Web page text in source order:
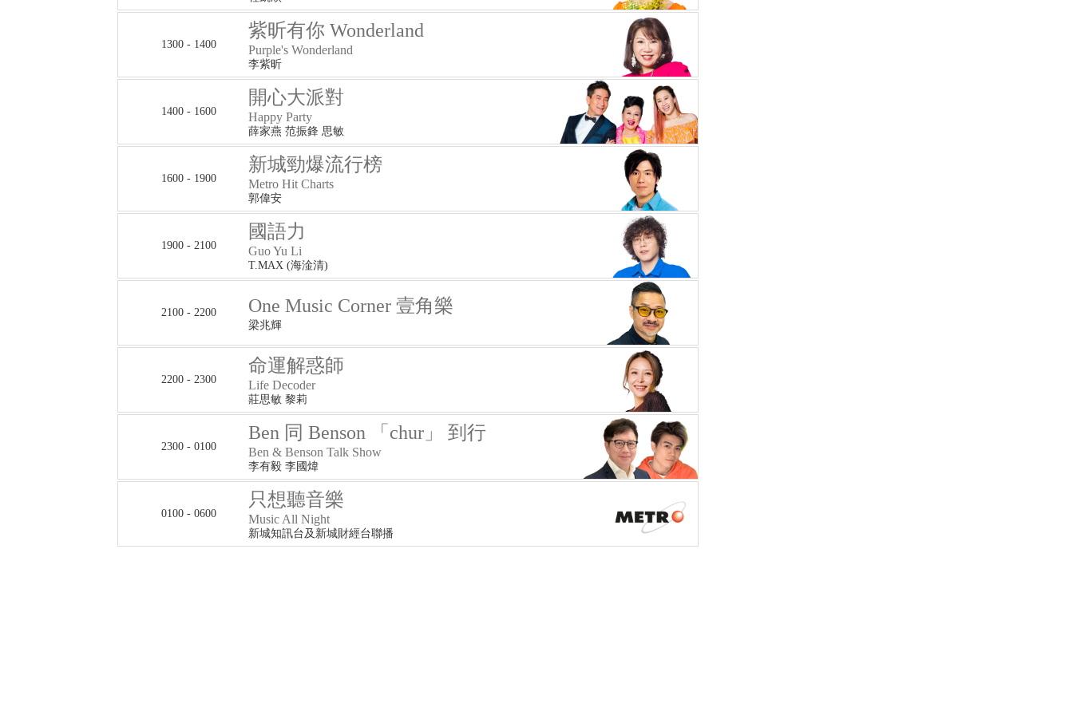
1300 - 1400
紫昕有你 Wonderland
Purple's Wonderland
李紫昕
1400 - 1600
開心大派對
Happy Party
薛家燕 范振鋒 思敏
1600 - 1900
新城勁爆流行榜
Metro Hit Charts
郭偉安
1900 - 2100
國語力
Guo Yu Li
T.MAX (海淦清)
2100 - 2200 One Music Corner 壹角樂
梁兆輝
2200 - 2300
命運解惑師
Life Decoder
莊思敏 黎莉
2300 - 0100
Ben 同 Benson 「chur」 到行
Ben & Benson Talk Show
李有毅 李國煒
0100 - 0600
只想聽音樂
Music All Night
新城知訊台及新城財經台聯播